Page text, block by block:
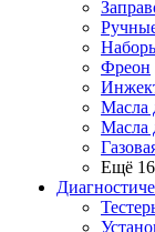
Фреон
Масла
Масла
Ещё 16